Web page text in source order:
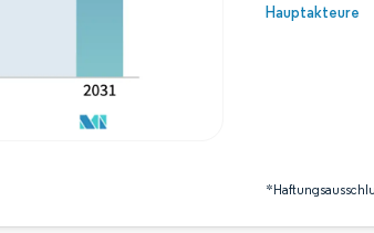
Hauptakteure
Bild © Mordor